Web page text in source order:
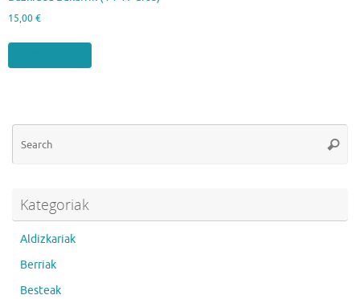
15,00 €
Kategoriak
Aldizkariak
Berriak
Besteak